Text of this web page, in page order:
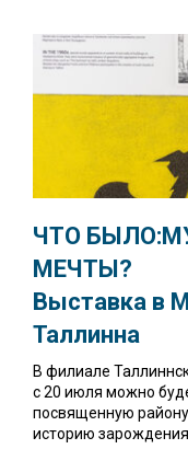
ЧТО БЫЛО:
МЕЧТЫ?
Bыставка в
Таллинна
В филиале
с 20 июля можно
посвященную
историю